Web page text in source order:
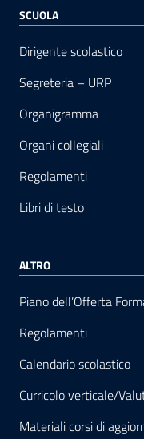
SCUOLA
Dirigente scolastico
Segreteria – URP
Organigramma
Organi collegiali
Regolamenti
Libri di testo
ALTRO
Piano dell’Offerta
Regolamenti
Calendario scolastico
Curricolo verticale/
Materiali corsi di